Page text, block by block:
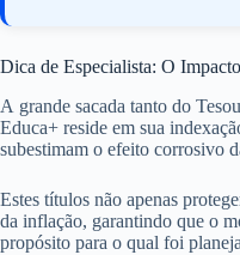
vantajosas, que diminuem
Dica de Especialista: O
A grande sacada tanto do
Educa+ reside em sua
subestimam o efeito corrosivo
compra seriamente
proteção adequada.
Estes títulos não apenas
da inflação, garantindo que o
propósito para o qual foi